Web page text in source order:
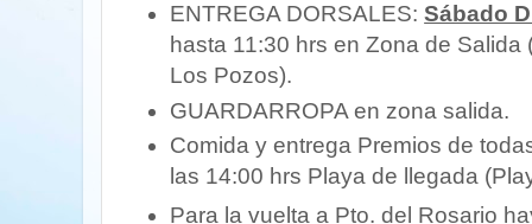
ENTREGA DORSALES:Sábado
hasta 11:30 hrs en Zona de
Los Pozos).
GUARDARROPA en zona salida.
Comida y entrega Premios de
las 14:00 hrs Playa de llegada
Para la vuelta a Pto. del Rosario